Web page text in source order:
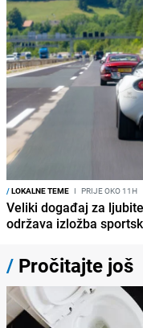
/LOKALNE TEME I PRIJE OKO 11H
Veliki događaj za
održava izložba
/ Pročitajte još